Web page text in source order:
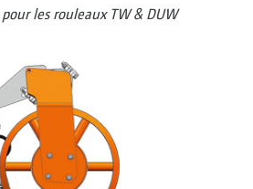
les rouleaux TW & DUW